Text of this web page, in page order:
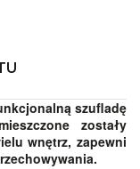
szufladę
zostały
wnętrz, zapewni